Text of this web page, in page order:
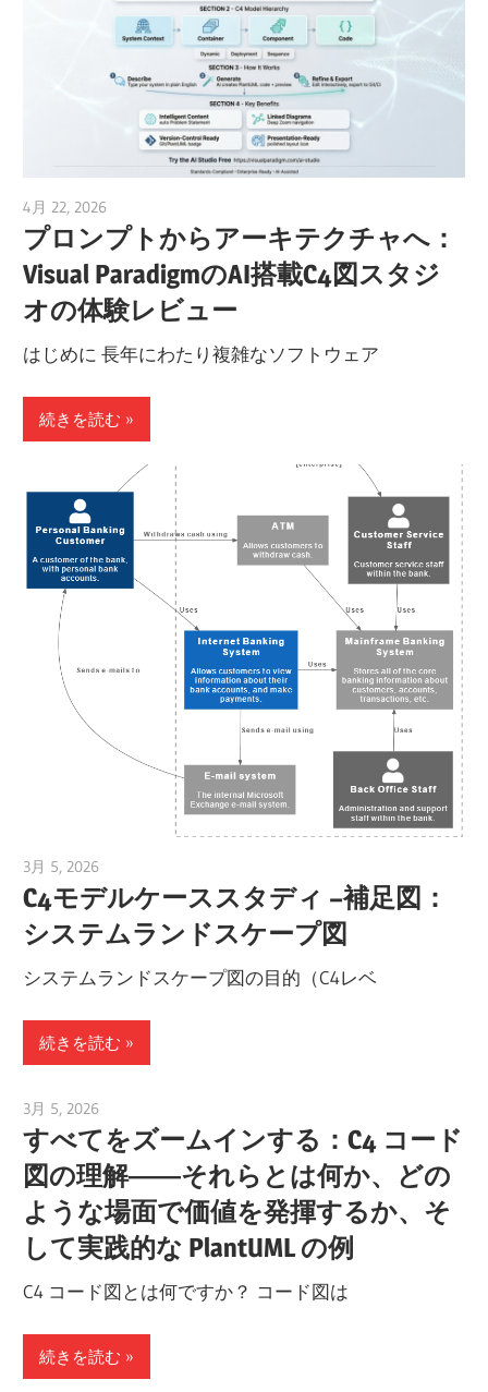
4月 22, 2026
プロンプトからアーキテクチャへ：
Visual ParadigmのAI搭載C4図スタジ
オの体験レビュー
はじめに 長年にわたり複雑なソフトウェア
続きを読む
3月 5, 2026
C4モデルケーススタディ –補足図：
システムランドスケープ図
システムランドスケープ図の目的（C4レベ
続きを読む
3月 5, 2026
すべてをズームインする：C4 コード
図の理解――それらとは何か、どの
ような場面で価値を発揮するか、そ
して実践的な PlantUML の例
C4 コード図とは何ですか？ コード図は
続きを読む